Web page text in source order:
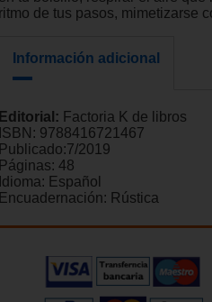
ritmo de tus pasos, mimetizarse
Información adicional
Editorial: Factoria K de libros
ISBN: 9788416721467
Publicado:7/2019
Páginas: 48
Idioma: Español
Encuadernación: Rústica